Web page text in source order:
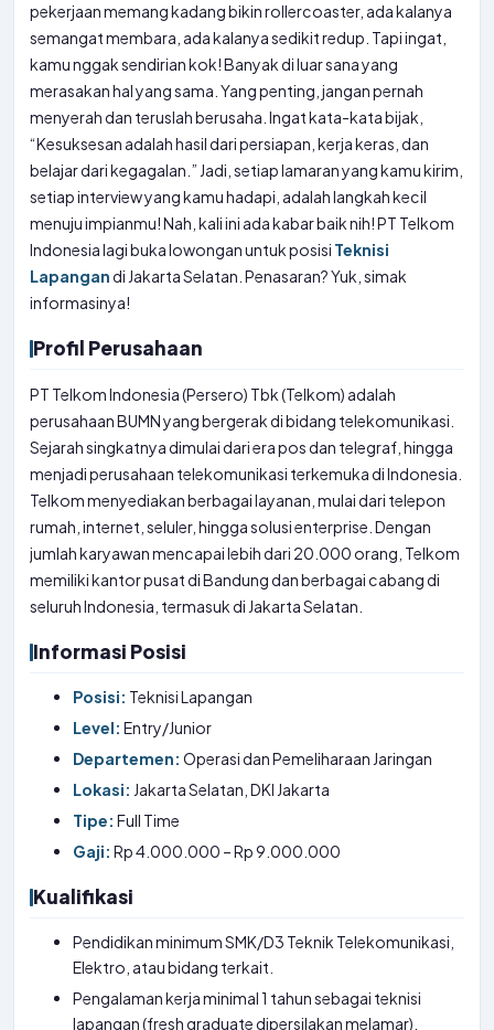
pekerjaan memang kadang bikin rollercoaster, ada kalanya
semangat membara, ada kalanya sedikit redup. Tapi ingat,
kamu nggak sendirian kok! Banyak di luar sana yang
merasakan hal yang sama. Yang penting, jangan pernah
menyerah dan teruslah berusaha. Ingat kata-kata bijak,
“Kesuksesan adalah hasil dari persiapan, kerja keras, dan
belajar dari kegagalan.” Jadi, setiap lamaran yang kamu kirim,
setiap interview yang kamu hadapi, adalah langkah kecil
menuju impianmu! Nah, kali ini ada kabar baik nih! PT Telkom
Indonesia lagi buka lowongan untuk posisi Teknisi
Lapangandi Jakarta Selatan. Penasaran? Yuk, simak
informasinya!
Profil Perusahaan
PT Telkom Indonesia (Persero) Tbk (Telkom) adalah
perusahaan BUMN yang bergerak di bidang telekomunikasi.
Sejarah singkatnya dimulai dari era pos dan telegraf, hingga
menjadi perusahaan telekomunikasi terkemuka di Indonesia.
Telkom menyediakan berbagai layanan, mulai dari telepon
rumah, internet, seluler, hingga solusi enterprise. Dengan
jumlah karyawan mencapai lebih dari 20.000 orang, Telkom
memiliki kantor pusat di Bandung dan berbagai cabang di
seluruh Indonesia, termasuk di Jakarta Selatan.
Informasi Posisi
Posisi: Teknisi Lapangan
Level: Entry/Junior
Departemen: Operasi dan Pemeliharaan Jaringan
Lokasi: Jakarta Selatan, DKI Jakarta
Tipe: Full Time
Gaji: Rp 4.000.000 – Rp 9.000.000
Kualifikasi
Pendidikan minimum SMK/D3 Teknik Telekomunikasi,
Elektro, atau bidang terkait.
Pengalaman kerja minimal 1 tahun sebagai teknisi
lapangan (fresh graduate dipersilakan melamar).